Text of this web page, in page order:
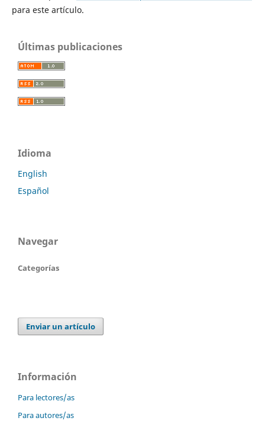
para este artículo.
Últimas publicaciones
Idioma
English
Español
Navegar
Categorías
Enviar un artículo
Información
Para lectores/as
Para autores/as